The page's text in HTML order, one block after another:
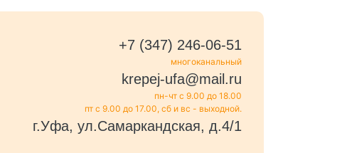
+7 (347) 246-06-51
многоканальный
krepej-ufa@mail.ru
пн-чт с 9.00 до 18.00
пт с 9.00 до 17.00, сб и вс - выходной.
г.Уфа, ул.Самаркандская, д.4/1